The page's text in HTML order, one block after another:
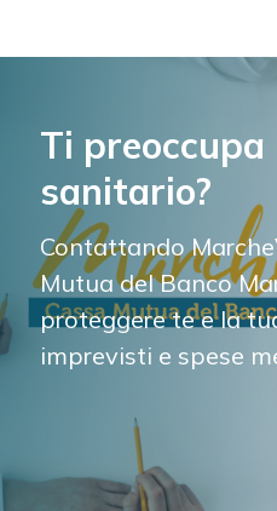
Ti
sanitario?
Contattando
Mutua del Banco
proteggere te e la
imprevisti e spese